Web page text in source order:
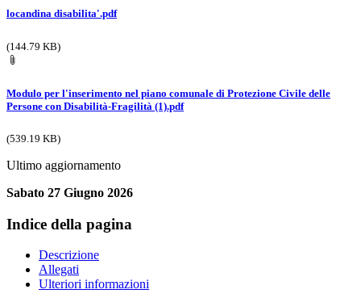
locandina disabilita'.pdf
(144.79 KB)
Modulo per l'inserimento nel piano comunale di Protezione Civile delle
Persone con Disabilità-Fragilità (1).pdf
(539.19 KB)
Ultimo aggiornamento
Sabato 27 Giugno 2026
Indice della pagina
Descrizione
Allegati
Ulteriori informazioni